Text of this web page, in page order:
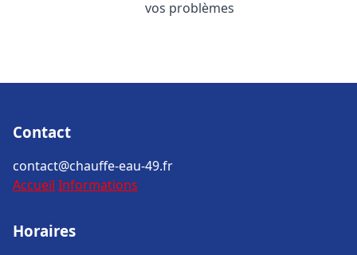
vos problèmes
Contact
contact@chauffe-eau-49.fr
Accueil Informations
Horaires